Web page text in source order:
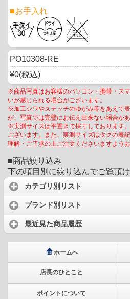
■お手入れ
PO10308-RE
¥0(税込)
※商品写真はお客様のパソコン・携帯・ス
いが感じられる場合がございます。
※加工シワやステッチのゆがみ等をあえて
が、写真では完璧にお伝え出来ない場合があ
※実測サイズは平置きで採寸しております
ございます。また、実測サイズはタグの表
理解・ご了承の上ご注文くださいますよう
■商品絞り込み
下の項目別に絞り込んでご覧頂け
カテゴリ別リスト
ブランド別リスト
最近見た商品履歴
ホームへ
店長のひとこと
ポイントについて